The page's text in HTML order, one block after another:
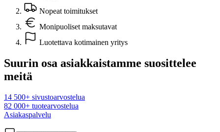
Nopeat toimitukset
Monipuoliset maksutavat
Luotettava kotimainen yritys
Suurin osa asiakkaistamme suosittelee
meitä
14 500+ sivustoarvostelua
82 000+ tuotearvostelua
Asiakaspalvelu